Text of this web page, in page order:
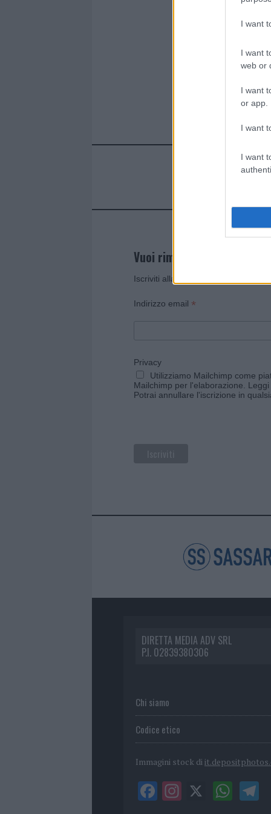
I want
I want
web or
I want
or app.
I want
I want
Vuoi rimanere sempre
Iscriviti alla newsletter di Gallura
Indirizzo email *
Privacy
Utilizziamo Mailchimp come
Mailchimp per l'elaborazione.
Potrai annullare l'iscrizione in
DIRETTA MEDIA ADV SRL
P.I. 02839380306
Chi siamo
Codice etico
Immagini stock di